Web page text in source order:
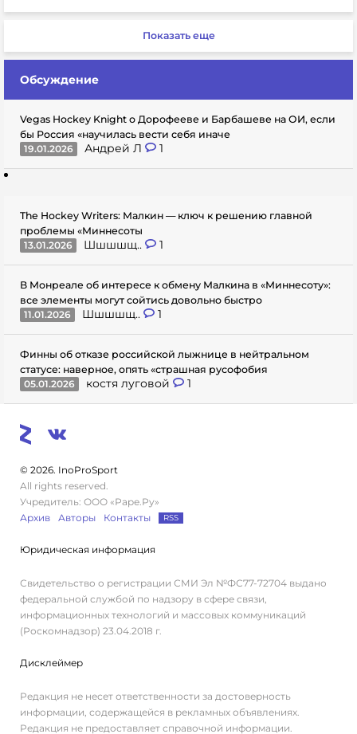
Показать еще
Обсуждение
Vegas Hockey Knight о Дорофееве и Барбашеве на ОИ, если
бы Россия «научилась вести себя иначе
19.01.2026
Андрей Л 1
The Hockey Writers: Малкин — ключ к решению главной
проблемы «Миннесоты
13.01.2026
Шшшшщ.. 1
В Монреале об интересе к обмену Малкина в «Миннесоту»:
все элементы могут сойтись довольно быстро
11.01.2026
Шшшшщ.. 1
Финны об отказе российской лыжнице в нейтральном
статусе: наверное, опять «страшная русофобия
05.01.2026
костя луговой 1
© 2026. InoProSport
All rights reserved.
Учредитель: ООО «Раре.Ру»
Архив
Авторы Контакты RSS
Юридическая информация
Свидетельство о регистрации СМИ Эл №ФС77-72704 выдано
федеральной службой по надзору в сфере связи,
информационных технологий и массовых коммуникаций
(Роскомнадзор) 23.04.2018 г.
Дисклеймер
Редакция не несет ответственности за достоверность
информации, содержащейся в рекламных объявлениях.
Редакция не предоставляет справочной информации.